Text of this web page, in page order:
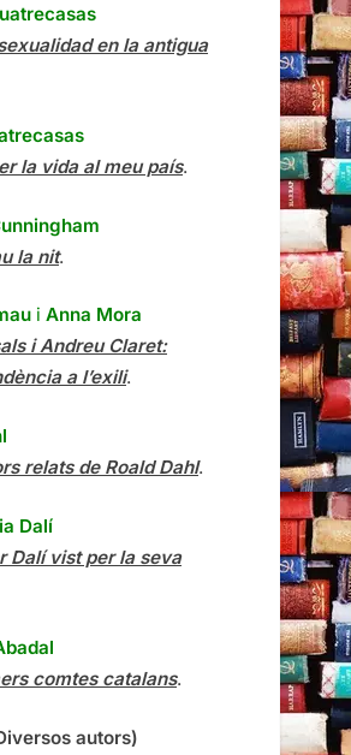
en la antigua
la vida al meu país.
la nit.
i Anna Mora
i Andreu Claret:
a l’exili.
relats de Roald Dahl.
Dalí
Dalí vist per la seva
comtes catalans.
autors)